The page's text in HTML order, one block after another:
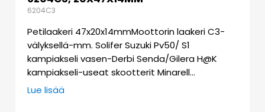
6204C3
Petilaakeri 47x20x14mmMoottorin laakeri C3-
välyksellä-mm. Solifer Suzuki Pv50/ S1
kampiakseli vasen-Derbi Senda/Gilera H@K
kampiakseli-useat skootterit Minarell…
Lue lisää